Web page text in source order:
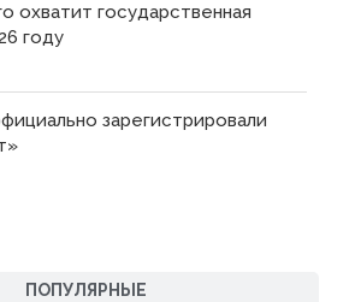
ПОПУЛЯРНЫЕ
охватит государственная
году
зарегистрировали